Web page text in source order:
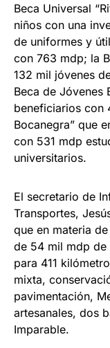
Beca Universal
niños con una
de uniformes y
con 763 mdp; la
132 mil jóvenes
Beca de Jóvenes
beneficiarios con
Bocanegra” que
con 531 mdp
universitarios.
El secretario de
Transportes,
que en materia
de 54 mil mdp de
para 411
mixta,
pavimentación,
artesanales, dos
Imparable.